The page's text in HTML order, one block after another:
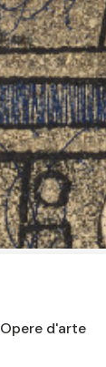
Opere d'arte